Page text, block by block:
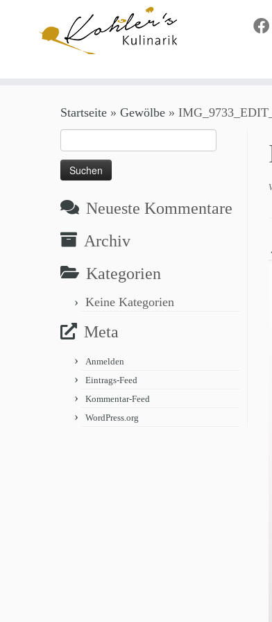
Startseite » Gewölbe »
nach:
Neueste Kommentare
Archiv
Kategorien
Keine Kategorien
Meta
Anmelden
Eintrags-Feed
Kommentar-Feed
WordPress.org